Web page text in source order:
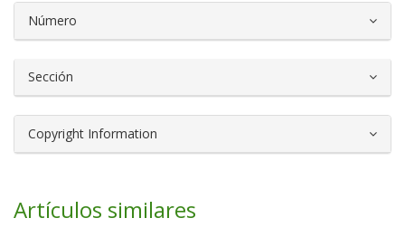
Número
Sección
Copyright Information
Artículos similares